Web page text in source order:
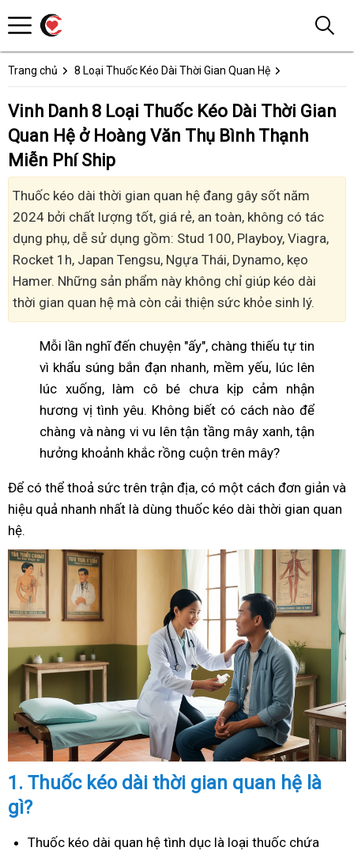
Trang chủ 8 Loại Thuốc Kéo Dài Thời Gian Quan Hệ
Vinh Danh 8 Loại Thuốc Kéo Dài Thời Gian
Quan Hệ ở Hoàng Văn Thụ Bình Thạnh
Miễn Phí Ship
Thuốc kéo dài thời gian quan hệ đang gây sốt năm
2024 bởi chất lượng tốt, giá rẻ, an toàn, không có tác
dụng phụ, dễ sử dụng gồm: Stud 100, Playboy, Viagra,
Rocket 1h, Japan Tengsu, Ngựa Thái, Dynamo, kẹo
Hamer. Những sản phẩm này không chỉ giúp kéo dài
thời gian quan hệ mà còn cải thiện sức khỏe sinh lý.
Mỗi lần nghĩ đến chuyện "ấy", chàng thiếu tự tin
vì khẩu súng bắn đạn nhanh, mềm yếu, lúc lên
lúc xuống, làm cô bé chưa kịp cảm nhận
hương vị tình yêu. Không biết có cách nào để
chàng và nàng vi vu lên tận tầng mây xanh, tận
hưởng khoảnh khắc rồng cuộn trên mây?
Để có thể thoả sức trên trận địa, có một cách đơn giản và
hiệu quả nhanh nhất là dùng thuốc kéo dài thời gian quan
hệ.
1. Thuốc kéo dài thời gian quan hệ là
gì?
Thuốc kéo dài quan hệ tình dục là loại thuốc chứa